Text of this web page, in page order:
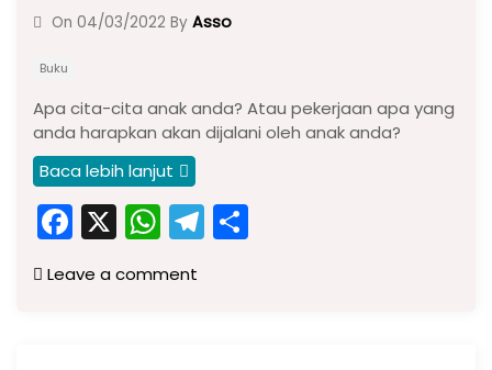
On 04/03/2022 By Asso
Buku
Apa cita-cita anak anda? Atau pekerjaan apa yang
anda harapkan akan dijalani oleh anak anda?
Baca lebih lanjut
F
a
c
X W
h
a
T
el
Leave a comment